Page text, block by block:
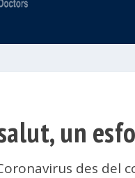
un
des del